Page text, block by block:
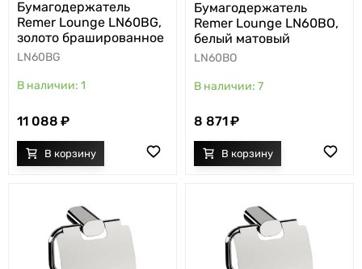
Бумагодержатель
Remer Lounge LN60BG,
золото брашированное
LN60BG
1
11 088
Бумагодержатель
Remer Lounge LN60BO,
белый матовый
LN60BO
7
8 871